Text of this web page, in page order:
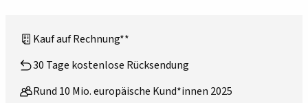
Kauf auf Rechnung**
30 Tage kostenlose Rücksendung
Rund 10 Mio. europäische Kund*innen 2025